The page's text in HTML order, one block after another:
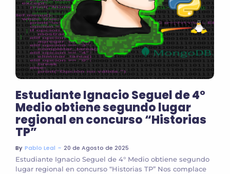
Estudiante Ignacio Seguel de 4°
Medio obtiene segundo lugar
regional en concurso “Historias
TP”
By Pablo Leal ~ 20 de Agosto de 2025
Estudiante Ignacio Seguel de 4° Medio obtiene segundo
lugar regional en concurso “Historias TP” Nos complace